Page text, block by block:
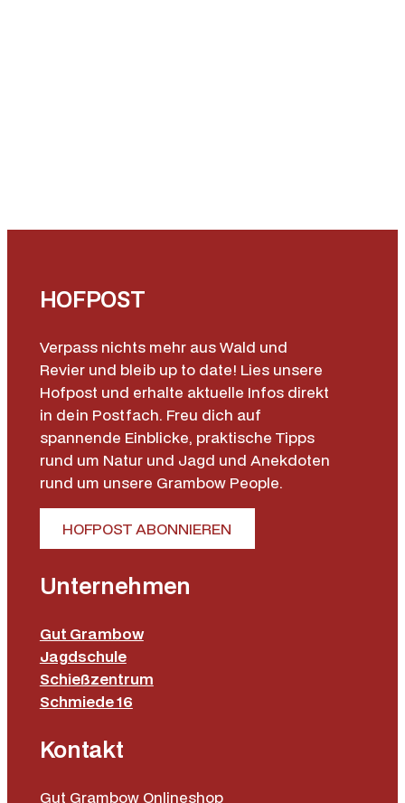
HOFPOST
Verpass nichts mehr aus Wald und
Revier und bleib up to date! Lies unsere
Hofpost und erhalte aktuelle Infos direkt
in dein Postfach. Freu dich auf
spannende Einblicke, praktische Tipps
rund um Natur und Jagd und Anekdoten
rund um unsere Grambow People.
HOFPOST ABONNIEREN
Unternehmen
Gut Grambow
Jagdschule
Schießzentrum
Schmiede 16
Kontakt
Gut Grambow Onlineshop